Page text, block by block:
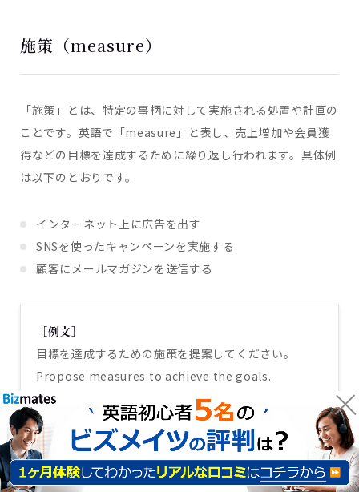
施策（measure）
「施策」とは、特定の事柄に対して実施される処置や計画の
ことです。英語で「measure」と表し、売上増加や会員獲
得などの目標を達成するために繰り返し行われます。具体例
は以下のとおりです。
インターネット上に広告を出す
SNSを使ったキャンペーンを実施する
顧客にメールマガジンを送信する
［例文］
目標を達成するための施策を提案してください。
Propose measures to achieve the goals.
集客（attract customers）